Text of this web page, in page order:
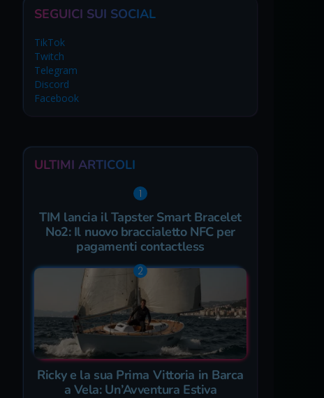
SEGUICI SUI SOCIAL
TikTok
Twitch
Telegram
Discord
Facebook
ULTIMI ARTICOLI
TIM lancia il Tapster Smart Bracelet
No2: Il nuovo braccialetto NFC per
pagamenti contactless
Ricky e la sua Prima Vittoria in Barca
a Vela: Un’Avventura Estiva